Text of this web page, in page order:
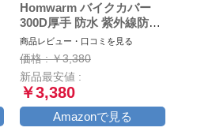
Homwarm バイクカバー
300D厚手 防水 紫外線防止
盗難防止 収納バッグ付き
(XXL, ブラック)
商品レビュー・口コミを見る
価格 : ￥3,380
新品最安値 :
￥3,380
Amazonで見る